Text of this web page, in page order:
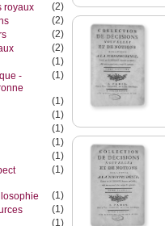
royaux
(2)
(2)
(2)
(2)
(1)
-
(1)
(1)
(1)
(1)
(1)
(1)
(1)
(1)
(1)
(1)